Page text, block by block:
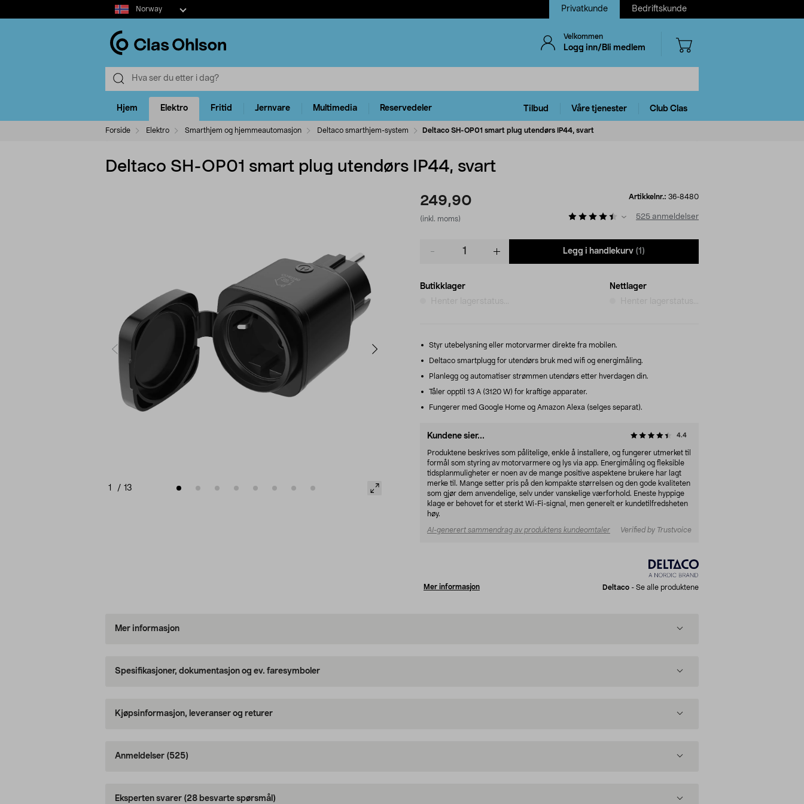
Select
market
Norway Privatkunde Bedriftskunde
Velkommen
Logg inn/Bli medlem
Hjem Elektro Fritid Jernvare Multimedia Reservedeler Tilbud Våre tjenester Club Clas
Forside Elektro Smarthjem og hjemmeautomasjon Deltaco smarthjem-system Deltaco SH-OP01 smart plug utendørs IP44, svart
Deltaco SH-OP01 smart plug utendørs IP44, svart
1 / 13
249,90
(inkl. moms)
Artikkelnr.: 36-8480
525 anmeldelser
Legg i handlekurv (1)
Butikklager
Henter lagerstatus...
Nettlager
Henter lagerstatus...
Styr utebelysning eller motorvarmer direkte fra mobilen.
Deltaco smartplugg for utendørs bruk med wifi og energimåling.
Planlegg og automatiser strømmen utendørs etter hverdagen din.
Tåler opptil 13 A (3120 W) for kraftige apparater.
Fungerer med Google Home og Amazon Alexa (selges separat).
Kundene sier... 4.4
Produktene beskrives som pålitelige, enkle å installere, og fungerer utmerket til
formål som styring av motorvarmere og lys via app. Energimåling og fleksible
tidsplanmuligheter er noen av de mange positive aspektene brukere har lagt
merke til. Mange setter pris på den kompakte størrelsen og den gode kvaliteten
som gjør dem anvendelige, selv under vanskelige værforhold. Eneste hyppige
klage er behovet for et sterkt Wi-Fi-signal, men generelt er kundetilfredsheten
høy.
AI-generert sammendrag av produktens kundeomtaler Verified by Trustvoice
Mer informasjon Deltaco - Se alle produktene
Mer informasjon
Spesifikasjoner, dokumentasjon og ev. faresymboler
Kjøpsinformasjon, leveranser og returer
Anmeldelser (525)
Eksperten svarer (28 besvarte spørsmål)